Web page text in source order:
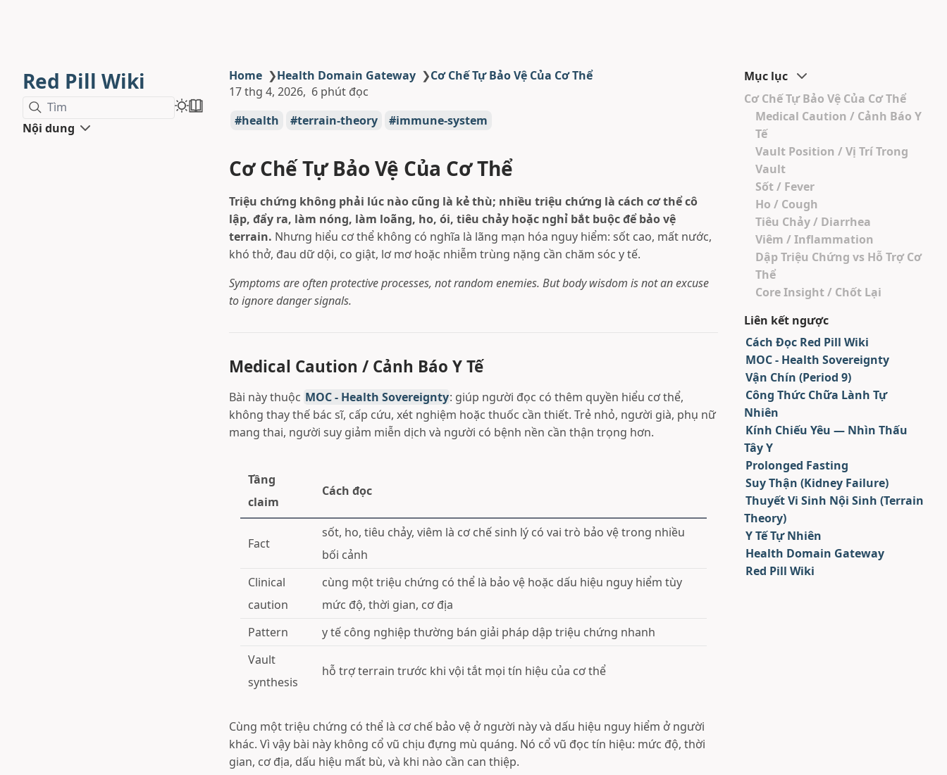
Red Pill Wiki
Tìm
Nội dung
Home ❯Health Domain Gateway ❯Cơ Chế Tự Bảo Vệ Của Cơ Thể
17 thg 4, 2026 6 phút đọc
health
terrain-theory immune-system
Cơ Chế Tự Bảo Vệ Của Cơ Thể
Triệu chứng không phải lúc nào cũng là kẻ thù; nhiều triệu chứng là cách cơ thể cô
lập, đẩy ra, làm nóng, làm loãng, ho, ói, tiêu chảy hoặc nghỉ bắt buộc để bảo vệ
terrain. Nhưng hiểu cơ thể không có nghĩa là lãng mạn hóa nguy hiểm: sốt cao, mất nước,
khó thở, đau dữ dội, co giật, lơ mơ hoặc nhiễm trùng nặng cần chăm sóc y tế.
Symptoms are often protective processes, not random enemies. But body wisdom is not an excuse
to ignore danger signals.
Medical Caution / Cảnh Báo Y Tế
Bài này thuộc MOC - Health Sovereignty: giúp người đọc có thêm quyền hiểu cơ thể,
không thay thế bác sĩ, cấp cứu, xét nghiệm hoặc thuốc cần thiết. Trẻ nhỏ, người già, phụ nữ
mang thai, người suy giảm miễn dịch và người có bệnh nền cần thận trọng hơn.
Tầng
claim
Cách đọc
Fact
sốt, ho, tiêu chảy, viêm là cơ chế sinh lý có vai trò bảo vệ trong nhiều
bối cảnh
Clinical
caution
cùng một triệu chứng có thể là bảo vệ hoặc dấu hiệu nguy hiểm tùy
mức độ, thời gian, cơ địa
Pattern
y tế công nghiệp thường bán giải pháp dập triệu chứng nhanh
Vault
synthesis
hỗ trợ terrain trước khi vội tắt mọi tín hiệu của cơ thể
Cùng một triệu chứng có thể là cơ chế bảo vệ ở người này và dấu hiệu nguy hiểm ở người
khác. Vì vậy bài này không cổ vũ chịu đựng mù quáng. Nó cổ vũ đọc tín hiệu: mức độ, thời
gian, cơ địa, dấu hiệu mất bù, và khi nào cần can thiệp.
Mục lục
Cơ Chế Tự Bảo Vệ Của Cơ Thể
Medical Caution / Cảnh Báo Y
Tế
Vault Position / Vị Trí Trong
Vault
Sốt / Fever
Ho / Cough
Tiêu Chảy / Diarrhea
Viêm / Inflammation
Dập Triệu Chứng vs Hỗ Trợ Cơ
Thể
Core Insight / Chốt Lại
Liên kết ngược
Cách Đọc Red Pill Wiki
MOC - Health Sovereignty
Vận Chín (Period 9)
Công Thức Chữa Lành Tự
Nhiên
Kính Chiếu Yêu — Nhìn Thấu
Tây Y
Prolonged Fasting
Suy Thận (Kidney Failure)
Thuyết Vi Sinh Nội Sinh (Terrain
Theory)
Y Tế Tự Nhiên
Health Domain Gateway
Red Pill Wiki